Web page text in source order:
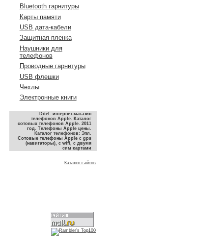
Bluetooth гарнитуры
Карты памяти
USB дата-кабели
Защитная пленка
Наушники для
телефонов
Проводные гарнитуры
USB флешки
Чехлы
Электронные книги
Ditel: интернет-магазин
телефонов Apple. Каталог
сотовых телефонов Apple. 2011
год. Телефоны Apple цены.
Каталог телефонов: Эпл.
Сотовые телефоны Apple с gps
(навигаторы), с wifi, с двумя
сим картами
Каталог сайтов